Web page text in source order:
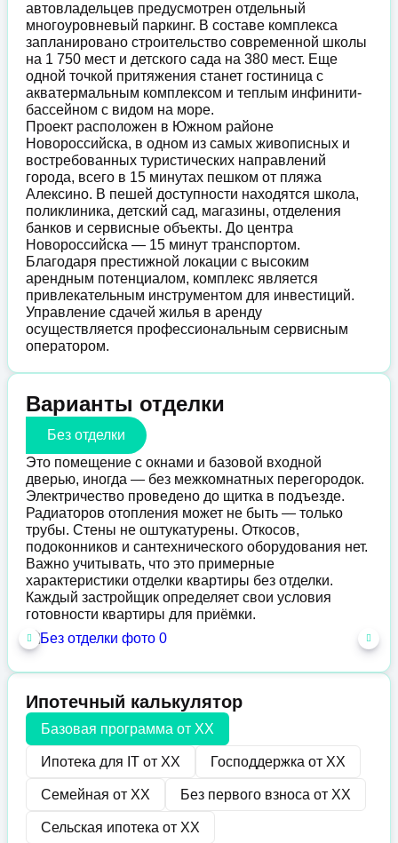
автовладельцев предусмотрен отдельный
многоуровневый паркинг. В составе комплекса
запланировано строительство современной школы
на 1 750 мест и детского сада на 380 мест. Еще
одной точкой притяжения станет гостиница с
акватермальным комплексом и теплым инфинити-
бассейном с видом на море.
Проект расположен в Южном районе
Новороссийска, в одном из самых живописных и
востребованных туристических направлений
города, всего в 15 минутах пешком от пляжа
Алексино. В пешей доступности находятся школа,
поликлиника, детский сад, магазины, отделения
банков и сервисные объекты. До центра
Новороссийска — 15 минут транспортом.
Благодаря престижной локации с высоким
арендным потенциалом, комплекс является
привлекательным инструментом для инвестиций.
Управление сдачей жилья в аренду
осуществляется профессиональным сервисным
оператором.
Варианты отделки
Без отделки
Это помещение с окнами и базовой входной
дверью, иногда — без межкомнатных перегородок.
Электричество проведено до щитка в подъезде.
Радиаторов отопления может не быть — только
трубы. Стены не оштукатурены. Откосов,
подоконников и сантехнического оборудования нет.
Важно учитывать, что это примерные
характеристики отделки квартиры без отделки.
Каждый застройщик определяет свои условия
готовности квартиры для приёмки.
Ипотечный калькулятор
Базовая программа от XX
Ипотека для IT от XX Господдержка от XX
Семейная от XX Без первого взноса от XX
Сельская ипотека от XX